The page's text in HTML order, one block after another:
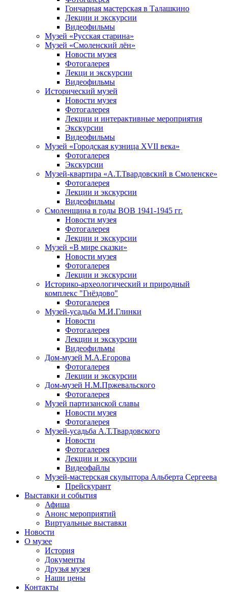
Гончарная мастерская в Талашкино
Лекции и экскурсии
Видеофильмы
Музей «Русская старина»
Музей «Смоленский лён»
Новости музея
Фотогалерея
Лекци и экскурсии
Видеофильмы
Исторический музей
Новости музея
Фотогалерея
Лекции и интерактивные мероприятия
Экскурсии
Видеофильмы
Музей «Городская кузница XVII века»
Фотогалерея
Экскурсии
Музей-квартира «А.Т.Твардовский в Смоленске»
Фотогалерея
Лекции и экскурсии
Видеофильмы
Смоленщина в годы ВОВ 1941-1945 гг.
Новости музея
Фотогалерея
Лекции и экскурсии
Музей «В мире сказки»
Новости музея
Фотогалерея
Лекции и экскурсии
Историко-археологический и природный
комплекс "Гнёздово"
Фотогалерея
Музей-усадьба М.И.Глинки
Новости
Фотогалерея
Лекции и экскурсии
Видеофильмы
Дом-музей М.А.Егорова
Фотогалерея
Лекции и экскурсии
Дом-музей Н.М.Пржевальского
Фотогалерея
Музей партизанской славы
Новости музея
Фотогалерея
Музей-усадьба А.Т.Твардовского
Новости
Фотогалерея
Лекции и экскурсии
Видеофайлы
Музей-мастерская скульптора Альберта Сергеева
Прейскурант
Выставки и события
Афиша
Анонс мероприятий
Виртуальные выставки
Новости
О музее
История
Документы
Друзья музея
Наши цены
Контакты